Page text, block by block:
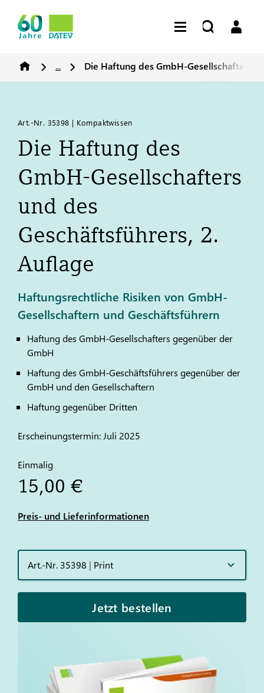
... Die Haftung des GmbH-Gesellschafters
Art.-Nr. 35398 | Kompaktwissen
Die Haftung des
GmbH-Gesellschafters
und des
Geschäftsführers, 2.
Auflage
Haftungsrechtliche Risiken von GmbH-
Gesellschaftern und Geschäftsführern
Haftung des GmbH-Gesellschafters gegenüber der
GmbH
Haftung des GmbH-Geschäftsführers gegenüber der
GmbH und den Gesellschaftern
Haftung gegenüber Dritten
Erscheinungstermin: Juli 2025
Einmalig
15,00 €
Preis- und Lieferinformationen
Art.-Nr. 35398 | Print
Jetzt bestellen